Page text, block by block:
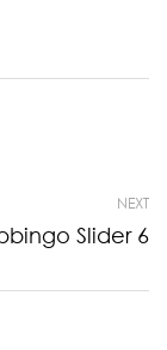
NEXT
Slider 6